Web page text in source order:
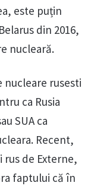
este puțin
din 2016,
nucleară.
nucleare rusesti
ca Rusia
SUA ca
Recent,
de Externe,
faptului că în